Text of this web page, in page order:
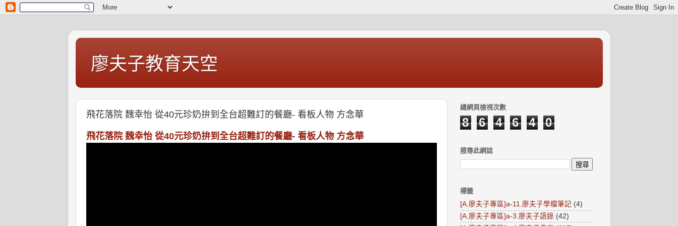
廖夫子教育天空
飛花落院 魏幸怡 從40元珍奶拚到全台超難訂的餐廳- 看板人物 方念華
飛花落院 魏幸怡 從40元珍奶拚到全台超難訂的餐廳- 看板人物 方念華
總網頁檢視次數
8 6 4 6 4 0
搜尋此網誌
標籤
[A.廖夫子專區]a-11.廖夫子學檔筆記 (4)
[A.廖夫子專區]a-3.廖夫子語錄 (42)